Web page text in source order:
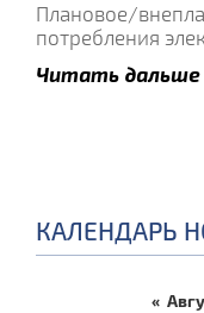
Плановое/
потребления
Читать дальше
КАЛЕНДАРЬ
«